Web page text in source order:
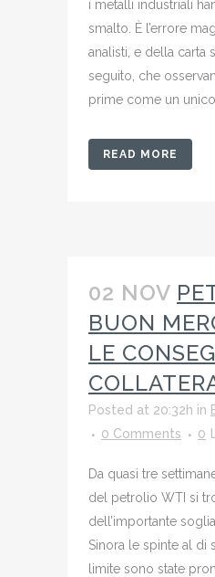
i metalli industriali
smalto. È l’errore
analisti, e della carta
seguito, che
prime come un
READ MORE
02 NOV
BUON
LE
Posted at 20:32h in
0 Comments
0
Da quasi tre
del petrolio WTI si
dell’importante
Sinora le spinte al di
limite sono state